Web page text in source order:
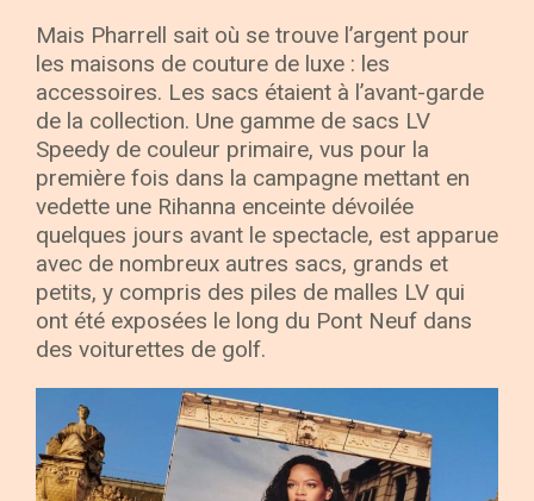
Mais Pharrell sait où se trouve l’argent pour
les maisons de couture de luxe : les
accessoires. Les sacs étaient à l’avant-garde
de la collection. Une gamme de sacs LV
Speedy de couleur primaire, vus pour la
première fois dans la campagne mettant en
vedette une Rihanna enceinte dévoilée
quelques jours avant le spectacle, est apparue
avec de nombreux autres sacs, grands et
petits, y compris des piles de malles LV qui
ont été exposées le long du Pont Neuf dans
des voiturettes de golf.